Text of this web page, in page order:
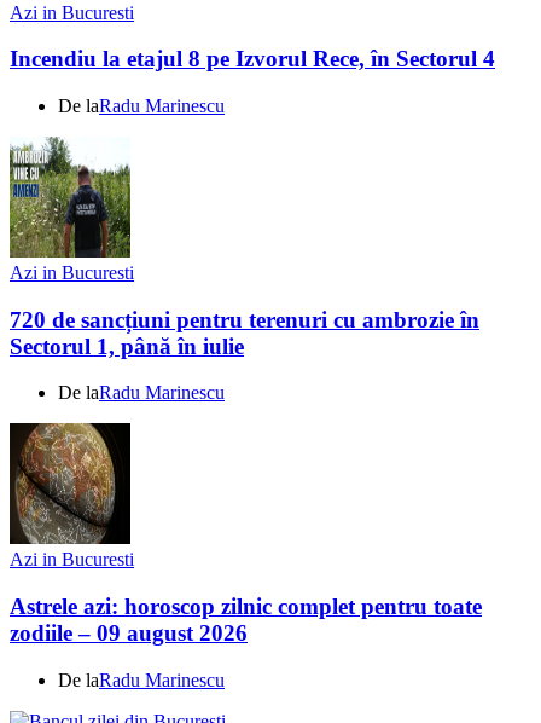
Azi in Bucuresti
Incendiu la etajul 8 pe Izvorul Rece, în Sectorul 4
De laRadu Marinescu
Azi in Bucuresti
720 de sancțiuni pentru terenuri cu ambrozie în
Sectorul 1, până în iulie
De laRadu Marinescu
Azi in Bucuresti
Astrele azi: horoscop zilnic complet pentru toate
zodiile – 09 august 2026
De laRadu Marinescu